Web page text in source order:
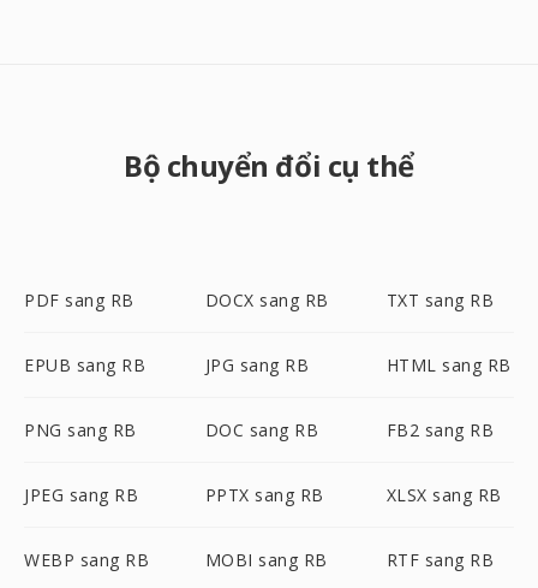
Bộ chuyển đổi cụ thể
PDF sang RB DOCX sang RB TXT sang RB
EPUB sang RB JPG sang RB HTML sang RB
PNG sang RB DOC sang RB FB2 sang RB
JPEG sang RB PPTX sang RB XLSX sang RB
WEBP sang RB MOBI sang RB RTF sang RB